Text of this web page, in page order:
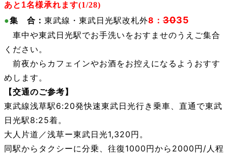
あと1名様承れます(1/28)
●集 合： 東武線 ・東武日光駅改札外8： 3035
車中や東武日光駅でお手洗いをおすませのうえご集合
ください。
前夜からカフェインやお酒をお控えになるようおすす
めします。
【交通のご参考】
東武線浅草駅6:20発快速東武日光行き乗車、直通で東武
日光駅8:25着。
大人片道／浅草ー東武日光1,320円。
同駅からタクシーに分乗、往復1000円から2000円/人程